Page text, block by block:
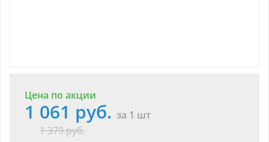
Цена по акции
1 061 руб. за 1 шт
1 379 руб.